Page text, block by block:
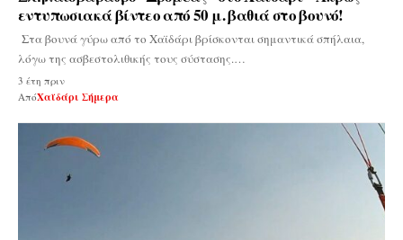
εντυπωσιακά βίντεο από 50 μ. βαθιά στο βουνό!
Στα βουνά γύρω από το Χαϊδάρι βρίσκονται σημαντικά σπήλαια,
λόγω της ασβεστολιθικής τους σύστασης.…
3 έτη πριν
ΑπόΧαϊδάρι Σήμερα